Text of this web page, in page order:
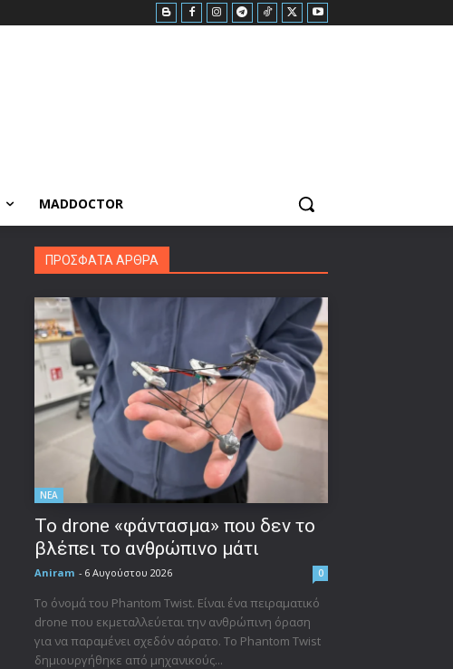
MADDOCTOR
ΠΡΟΣΦΑΤΑ ΑΡΘΡΑ
ΝΕΑ
Το drone «φάντασμα» που δεν το
βλέπει το ανθρώπινο μάτι
Aniram - 6 Αυγούστου 2026 0
Το όνομά του Phantom Twist. Είναι ένα πειραματικό
drone που εκμεταλλεύεται την ανθρώπινη όραση
για να παραμένει σχεδόν αόρατο. Το Phantom Twist
δημιουργήθηκε από μηχανικούς...